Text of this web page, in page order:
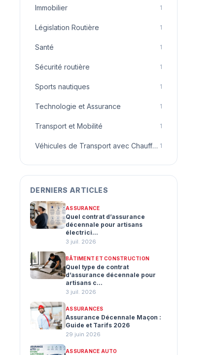
Immobilier 1
Législation Routière 1
Santé 1
Sécurité routière 1
Sports nautiques 1
Technologie et Assurance 1
Transport et Mobilité 1
Véhicules de Transport avec Chauffeur 1
DERNIERS ARTICLES
ASSURANCE
Quel contrat d’assurance
décennale pour artisans
électrici...
3 juil. 2026
BÂTIMENT ET CONSTRUCTION
Quel type de contrat
d’assurance décennale pour
artisans c...
3 juil. 2026
ASSURANCES
Assurance Décennale Maçon :
Guide et Tarifs 2026
29 juin 2026
ASSURANCE AUTO